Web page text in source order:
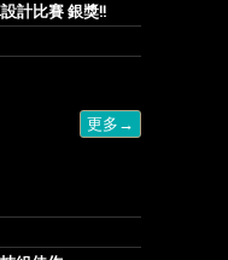
計比賽 銀獎!!
更多→